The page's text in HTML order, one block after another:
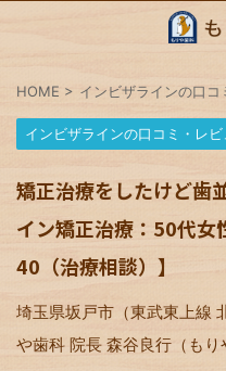
HOME > インビザラインの口コ
インビザラインの口コミ・レビ
矯正治療をしたけど歯
イン矯正治療：50代女
40（治療相談）】
埼玉県坂戸市（東武東上線
や歯科 院長 森谷良行（もり